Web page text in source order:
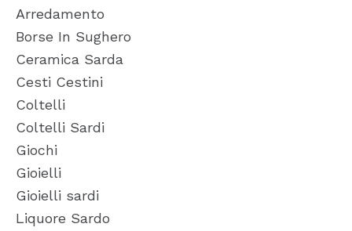
Arredamento
Borse In Sughero
Ceramica Sarda
Cesti Cestini
Coltelli
Coltelli Sardi
Giochi
Gioielli
Gioielli sardi
Liquore Sardo